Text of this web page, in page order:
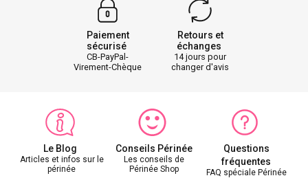
Paiement
sécurisé
CB-PayPal-
Virement-Chèque
Retours et
échanges
14 jours pour
changer d'avis
Le Blog
Articles et infos sur le
périnée
Conseils Périnée
Les conseils de
Périnée Shop
Questions
fréquentes
FAQ spéciale Périnée